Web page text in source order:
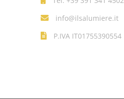
info@ilsalumiere.it
P.IVA IT01755390554